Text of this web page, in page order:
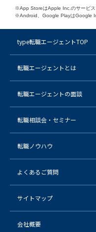
※App StoreはApple Inc.のサービス
※Android、Google PlayはGoogle
type転職エージェントTOP
転職エージェントとは
転職エージェントの面談
転職相談会・セミナー
転職ノウハウ
よくあるご質問
サイトマップ
会社概要